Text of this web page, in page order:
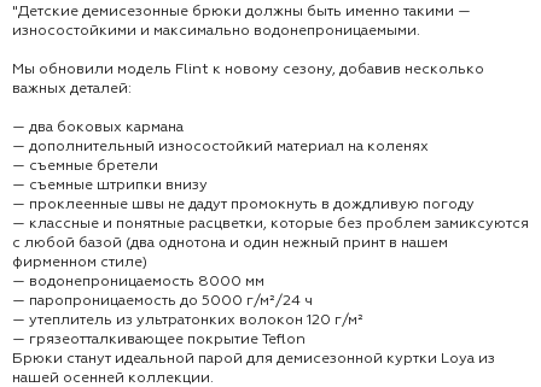
"Детские демисезонные брюки должны быть именно такими —
износостойкими и максимально водонепроницаемыми.
Мы обновили модель Flint к новому сезону, добавив несколько
важных деталей:
— два боковых кармана
— дополнительный износостойкий материал на коленях
— съемные бретели
— съемные штрипки внизу
— проклеенные швы не дадут промокнуть в дождливую погоду
— классные и понятные расцветки, которые без проблем замиксуются
с любой базой (два однотона и один нежный принт в нашем
фирменном стиле)
— водонепроницаемость 8000 мм
— паропроницаемость до 5000 г/м²/24 ч
— утеплитель из ультратонких волокон 120 г/м²
— грязеотталкивающее покрытие Teflon
Брюки станут идеальной парой для демисезонной куртки Loya из
нашей осенней коллекции.